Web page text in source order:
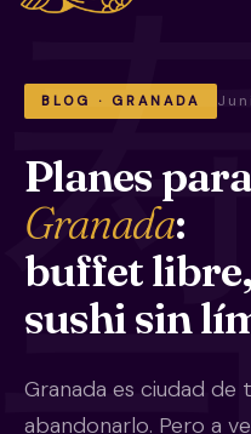
BLOG · GRANADA
Planes
Granada:
buffet
sushi sin
Granada es ciudad de
abandonarlo. Pero a